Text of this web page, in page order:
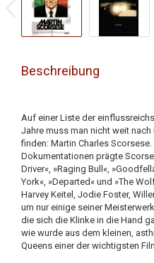
Beschreibung
Auf einer Liste der
Jahre muss man nicht weit
finden: Martin Charles
Dokumentationen prägte
Driver«, »Raging Bull«,
York«, »Departed« und »The
Harvey Keitel, Jodie Foster,
um nur einige seiner
die sich die Klinke in die Hand
wie wurde aus dem kleinen,
Queens einer der wichtigsten